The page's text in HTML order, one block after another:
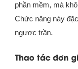
phần mềm, mà
Chức năng này
ngược trần.
Thao tác đơn